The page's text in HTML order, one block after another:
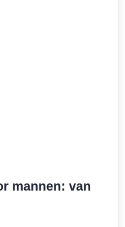
mannen: van